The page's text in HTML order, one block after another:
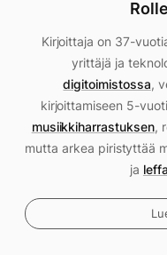
Kirjoittaja on 37-
yrittäjä ja
digitoimistossa,
kirjoittamiseen 5-
musiikkiharrastuksen,
mutta arkea piristyttää
ja